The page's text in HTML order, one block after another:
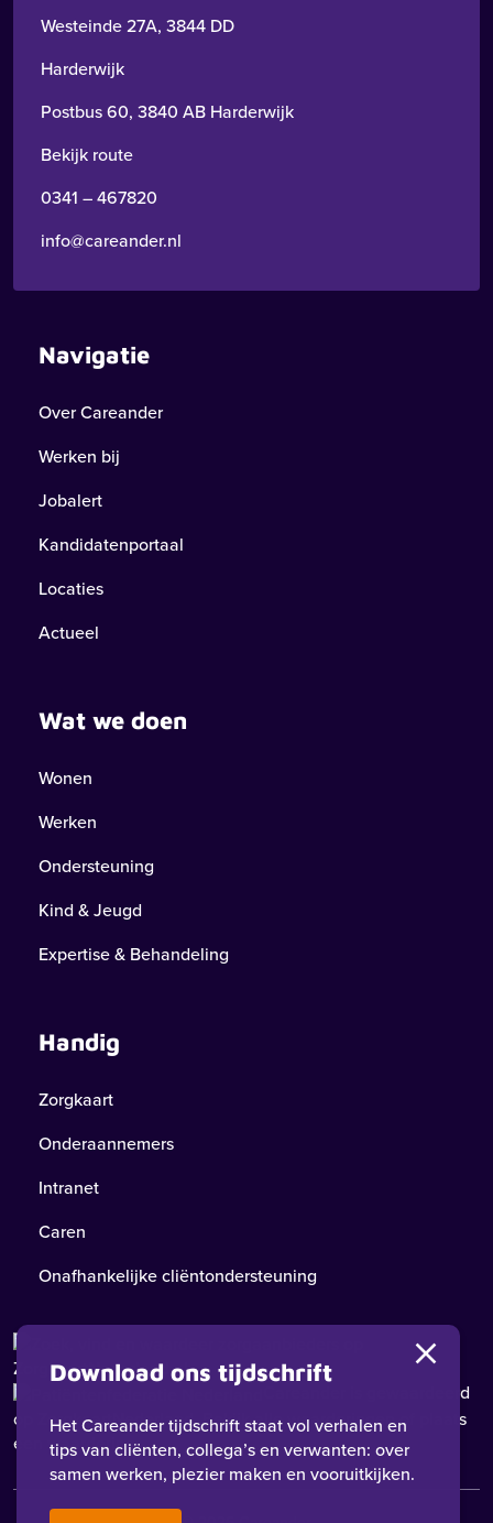
Westeinde 27A, 3844 DD
Harderwijk
Postbus 60, 3840 AB Harderwijk
Bekijk route
0341 – 467820
info@careander.nl
Navigatie
Over Careander
Werken bij
Jobalert
Kandidatenportaal
Locaties
Actueel
Wat we doen
Wonen
Werken
Ondersteuning
Kind & Jeugd
Expertise & Behandeling
Handig
Zorgkaart
Onderaannemers
Intranet
Caren
Onafhankelijke cliëntondersteuning
is gewaardeerd
op ZorgkaartNederland.Bekijk alle waarderingenof
plaats
een waardering
Download ons tijdschrift
Het Careander tijdschrift staat vol verhalen en
tips van cliënten, collega’s en verwanten: over
samen werken, plezier maken en vooruitkijken.